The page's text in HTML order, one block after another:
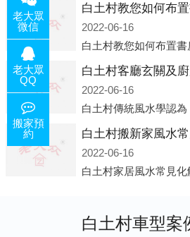
白土村教您如何布
2022-06-16
白土村客廳玄關及
2022-06-16
白土村搬新家風水
2022-06-16
白土村車型案
老大眾
微信
老大眾
QQ
搬家預
約